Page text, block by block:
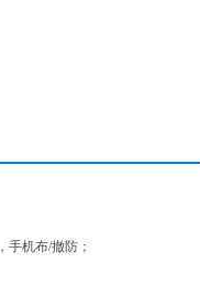
手机布/撤防；